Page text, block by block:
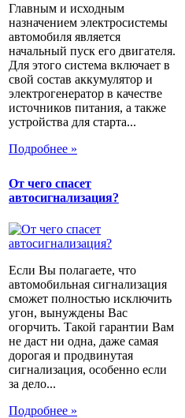
Главным и исходным
назначением электросистемы
автомобиля является
начальный пуск его двигателя.
Для этого система включает в
свой состав аккумулятор и
электрогенератор в качестве
источников питания, а также
устройства для старта...
Подробнее »
От чего спасет
автосигнализация?
Если Вы полагаете, что
автомобильная сигнализация
сможет полностью исключить
угон, вынуждены Вас
огорчить. Такой гарантии Вам
не даст ни одна, даже самая
дорогая и продвинутая
сигнализация, особенно если
за дело...
Подробнее »